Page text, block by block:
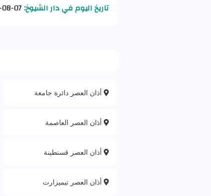
تاريخ اليوم في دار الشيوخ:
أذان العصر دائرة جامعة
أذان العصر العاصمة
أذان العصر قسنطينة
أذان العصر تيميزارت